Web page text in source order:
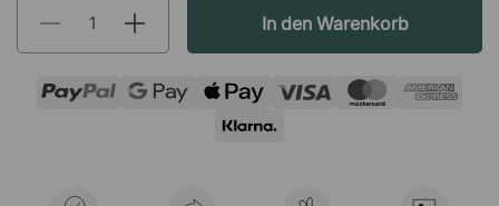
In den Warenkorb